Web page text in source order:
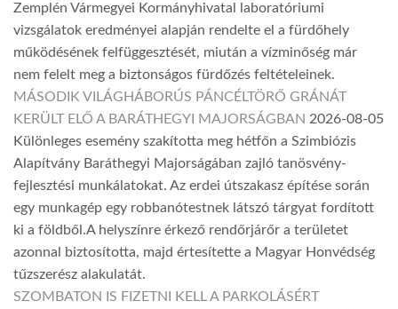
Zemplén Vármegyei Kormányhivatal laboratóriumi
vizsgálatok eredményei alapján rendelte el a fürdőhely
működésének felfüggesztését, miután a vízminőség már
nem felelt meg a biztonságos fürdőzés feltételeinek.
MÁSODIK VILÁGHÁBORÚS PÁNCÉLTÖRŐ GRÁNÁT
KERÜLT ELŐ A BARÁTHEGYI MAJORSÁGBAN 2026-08-05
Különleges esemény szakította meg hétfőn a Szimbiózis
Alapítvány Baráthegyi Majorságában zajló tanösvény-
fejlesztési munkálatokat. Az erdei útszakasz építése során
egy munkagép egy robbanótestnek látszó tárgyat fordított
ki a földből.A helyszínre érkező rendőrjárőr a területet
azonnal biztosította, majd értesítette a Magyar Honvédség
tűzszerész alakulatát.
SZOMBATON IS FIZETNI KELL A PARKOLÁSÉRT